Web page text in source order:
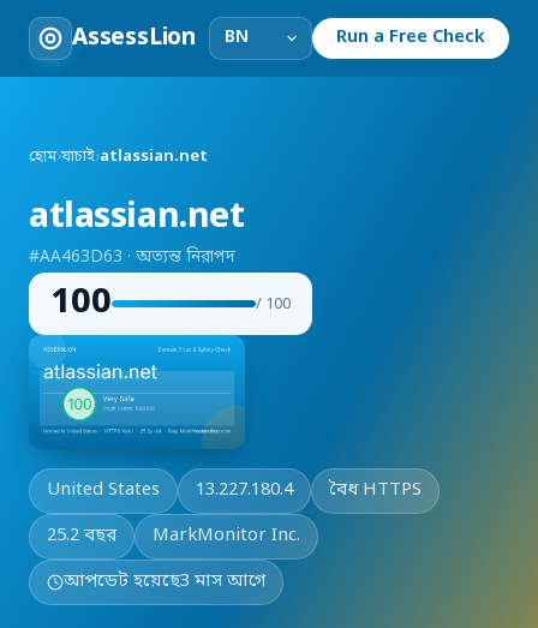
AssessLion Run a Free Check
হোম›যাচাই›atlassian.net
atlassian.net
#AA463D63 · অত্যন্ত নিরাপদ
100 / 100
United States 13.227.180.4
বৈধ HTTPS
25.2 বছর
MarkMonitor Inc.
আপডেট হয়েছে3 মাস আগে